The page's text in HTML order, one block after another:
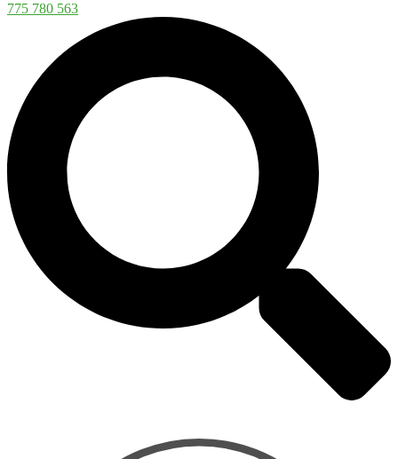
775 780 563